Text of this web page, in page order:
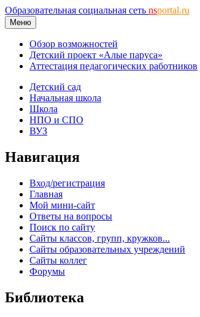
Образовательная социальная сеть nsportal.ru
Меню
Обзор возможностей
Детский проект «Алые паруса»
Аттестация педагогических работников
Детский сад
Начальная школа
Школа
НПО и СПО
ВУЗ
Навигация
Вход/регистрация
Главная
Мой мини-сайт
Ответы на вопросы
Поиск по сайту
Сайты классов, групп, кружков...
Сайты образовательных учреждений
Сайты коллег
Форумы
Библиотека